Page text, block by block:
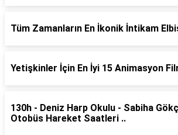
Tüm Zamanların En İkonik İntikam
Yetişkinler İçin En İyi 15 Animasyon
130h - Deniz Harp Okulu - Sabiha
Otobüs Hareket Saatleri ..